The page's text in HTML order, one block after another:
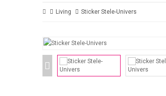
Living Sticker Stele-Univers